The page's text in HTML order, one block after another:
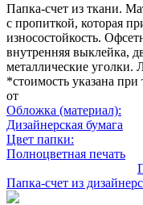
Папка-счет из ткани.
с пропиткой, которая
износостойкость.
внутренняя выклейка,
металлические уголки.
*стоимость указана
от
Обложка (материал):
Дизайнерская бумага
Цвет папки:
Полноцветная печать
Папка-счет из